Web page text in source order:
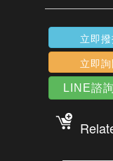
立即
立即詢
LINE諮